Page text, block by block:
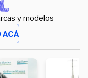
y modelos